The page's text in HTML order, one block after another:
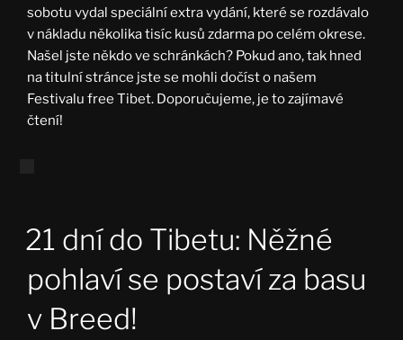
sobotu vydal speciální extra vydání, které se rozdávalo
v nákladu několika tisíc kusů zdarma po celém okrese.
Našel jste někdo ve schránkách? Pokud ano, tak hned
na titulní stránce jste se mohli dočíst o našem
Festivalu free Tibet. Doporučujeme, je to zajímavé
čtení!
21 dní do Tibetu: Něžné
pohlaví se postaví za basu
v Breed!